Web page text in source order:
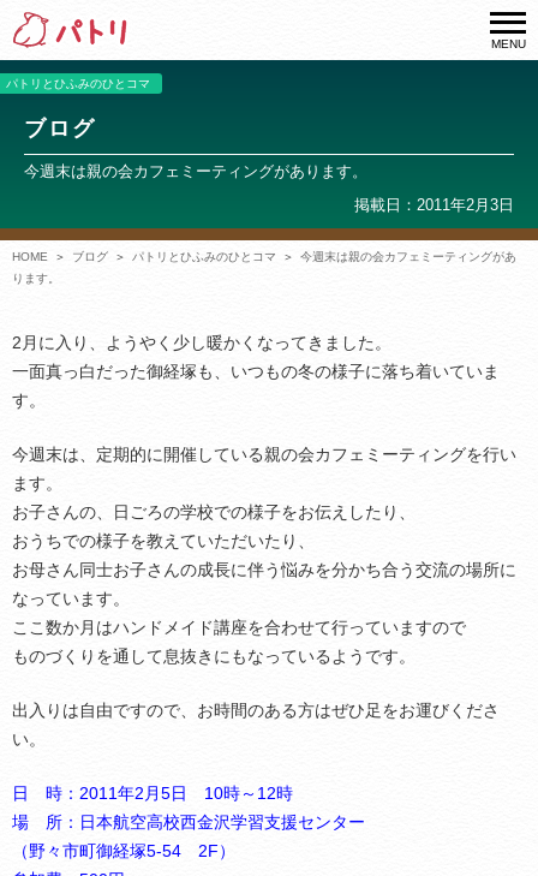
MENU
パトリとひふみのひとコマ
ブログ
今週末は親の会カフェミーティングがあります。
掲載日：2011年2月3日
HOME ブログ パトリとひふみのひとコマ
今週末は親の会カフェミーティングがあ
ります。
2月に入り、ようやく少し暖かくなってきました。
一面真っ白だった御経塚も、いつもの冬の様子に落ち着いていま
す。
今週末は、定期的に開催している親の会カフェミーティングを行い
ます。
お子さんの、日ごろの学校での様子をお伝えしたり、
おうちでの様子を教えていただいたり、
お母さん同士お子さんの成長に伴う悩みを分かち合う交流の場所に
なっています。
ここ数か月はハンドメイド講座を合わせて行っていますので
ものづくりを通して息抜きにもなっているようです。
出入りは自由ですので、お時間のある方はぜひ足をお運びくださ
い。
日 時：2011年2月5日 10時～12時
場 所：日本航空高校西金沢学習支援センター
（野々市町御経塚5-54 2F）